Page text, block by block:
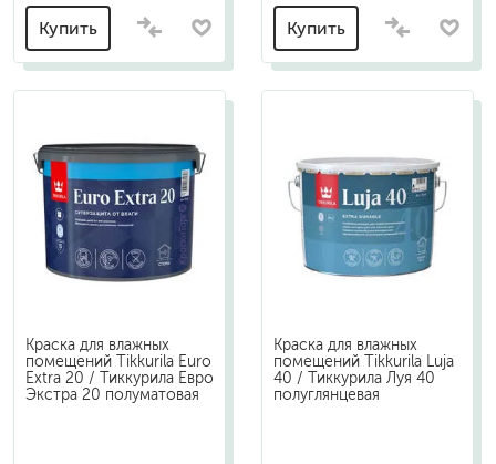
Купить Купить
Краска для влажных
помещений Tikkurila Euro
Extra 20 / Тиккурила Евро
Экстра 20 полуматовая
Краска для влажных
помещений Tikkurila Luja
40 / Тиккурила Луя 40
полуглянцевая